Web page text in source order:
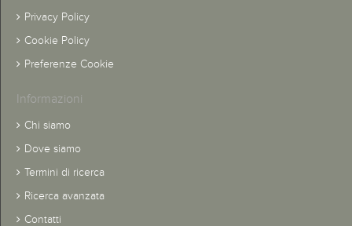
Privacy Policy
Cookie Policy
Preferenze Cookie
Informazioni
Chi siamo
Dove siamo
Termini di ricerca
Ricerca avanzata
Contatti